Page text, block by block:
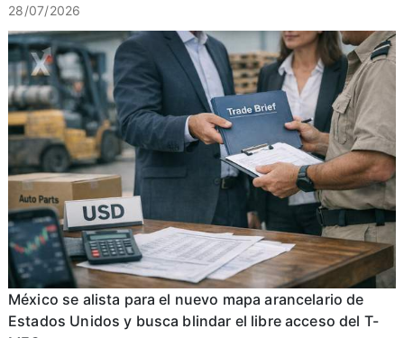
28/07/2026
México se alista para el nuevo mapa arancelario de
Estados Unidos y busca blindar el libre acceso del T-